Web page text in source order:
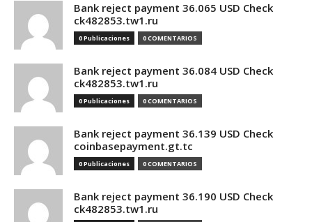
Bank reject payment 36.065 USD Check
ck482853.tw1.ru
0 Publicaciones 0 COMENTARIOS
Bank reject payment 36.084 USD Check
ck482853.tw1.ru
0 Publicaciones 0 COMENTARIOS
Bank reject payment 36.139 USD Check
coinbasepayment.gt.tc
0 Publicaciones 0 COMENTARIOS
Bank reject payment 36.190 USD Check
ck482853.tw1.ru